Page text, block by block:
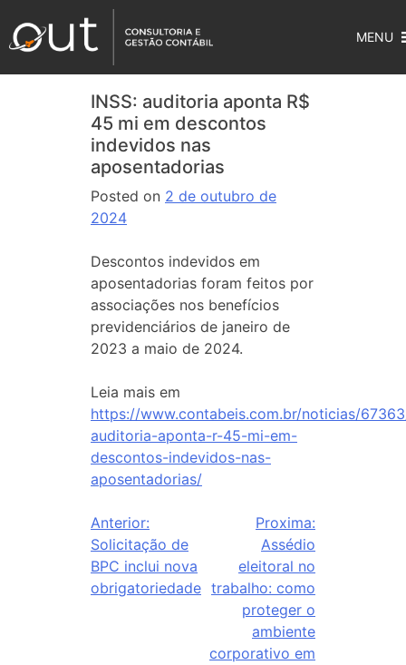
MENU
INSS: auditoria aponta R$
45 mi em descontos
indevidos nas
aposentadorias
Posted on 2 de outubro de
2024
Descontos indevidos em
aposentadorias foram feitos por
associações nos benefícios
previdenciários de janeiro de
2023 a maio de 2024.
Leia mais em
https://www.contabeis.com.br/noticias/
auditoria-aponta-r-45-mi-em-
descontos-indevidos-nas-
aposentadorias/
Anterior:
Solicitação de
BPC inclui nova
obrigatoriedade
Proxima:
Assédio
eleitoral no
trabalho: como
proteger o
ambiente
corporativo em